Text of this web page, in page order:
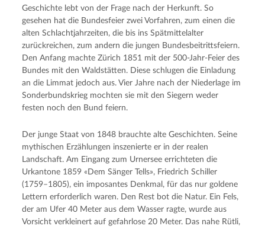
Geschichte lebt von der Frage nach der Herkunft. So
gesehen hat die Bundesfeier zwei Vorfahren, zum einen die
alten Schlachtjahrzeiten, die bis ins Spätmittelalter
zurückreichen, zum andern die jungen Bundesbeitrittsfeiern.
Den Anfang machte Zürich 1851 mit der 500-Jahr-Feier des
Bundes mit den Waldstätten. Diese schlugen die Einladung
an die Limmat jedoch aus. Vier Jahre nach der Niederlage im
Sonderbundskrieg mochten sie mit den Siegern weder
festen noch den Bund feiern.
Der junge Staat von 1848 brauchte alte Geschichten. Seine
mythischen Erzählungen inszenierte er in der realen
Landschaft. Am Eingang zum Urnersee errichteten die
Urkantone 1859 «Dem Sänger Tells», Friedrich Schiller
(1759–1805), ein imposantes Denkmal, für das nur goldene
Lettern erforderlich waren. Den Rest bot die Natur. Ein Fels,
der am Ufer 40 Meter aus dem Wasser ragte, wurde aus
Vorsicht verkleinert auf gefahrlose 20 Meter. Das nahe Rütli,